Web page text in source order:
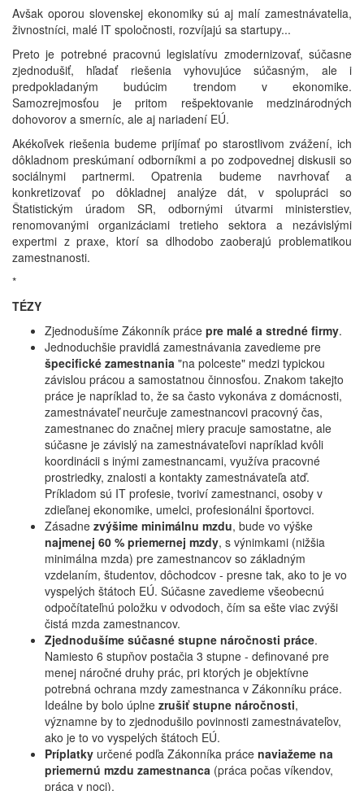
Avšak oporou slovenskej ekonomiky sú aj malí zamestnávatelia,
živnostníci, malé IT spoločnosti, rozvíjajú sa startupy...
Preto je potrebné pracovnú legislatívu zmodernizovať, súčasne
zjednodušiť, hľadať riešenia vyhovujúce súčasným, ale i
predpokladaným budúcim trendom v ekonomike.
Samozrejmosťou je pritom rešpektovanie medzinárodných
dohovorov a smerníc, ale aj nariadení EÚ.
Akékoľvek riešenia budeme prijímať po starostlivom zvážení, ich
dôkladnom preskúmaní odborníkmi a po zodpovednej diskusii so
sociálnymi partnermi. Opatrenia budeme navrhovať a
konkretizovať po dôkladnej analýze dát, v spolupráci so
Štatistickým úradom SR, odbornými útvarmi ministerstiev,
renomovanými organizáciami tretieho sektora a nezávislými
expertmi z praxe, ktorí sa dlhodobo zaoberajú problematikou
zamestnanosti.
*
TÉZY
Zjednodušíme Zákonník práce pre malé a stredné firmy.
Jednoduchšie pravidlá zamestnávania zavedieme pre
špecifické zamestnania "na polceste" medzi typickou
závislou prácou a samostatnou činnosťou. Znakom takejto
práce je napríklad to, že sa často vykonáva z domácnosti,
zamestnávateľ neurčuje zamestnancovi pracovný čas,
zamestnanec do značnej miery pracuje samostatne, ale
súčasne je závislý na zamestnávateľovi napríklad kvôli
koordinácii s inými zamestnancami, využíva pracovné
prostriedky, znalosti a kontakty zamestnávateľa atď.
Príkladom sú IT profesie, tvoriví zamestnanci, osoby v
zdieľanej ekonomike, umelci, profesionálni športovci.
Zásadne zvýšime minimálnu mzdu, bude vo výške
najmenej 60 % priemernej mzdy, s výnimkami (nižšia
minimálna mzda) pre zamestnancov so základným
vzdelaním, študentov, dôchodcov - presne tak, ako to je vo
vyspelých štátoch EÚ. Súčasne zavedieme všeobecnú
odpočítateľnú položku v odvodoch, čím sa ešte viac zvýši
čistá mzda zamestnancov.
Zjednodušíme súčasné stupne náročnosti práce.
Namiesto 6 stupňov postačia 3 stupne - definované pre
menej náročné druhy prác, pri ktorých je objektívne
potrebná ochrana mzdy zamestnanca v Zákonníku práce.
Ideálne by bolo úplne zrušiť stupne náročnosti,
významne by to zjednodušilo povinnosti zamestnávateľov,
ako je to vo vyspelých štátoch EÚ.
Príplatky určené podľa Zákonníka práce naviažeme na
priemernú mzdu zamestnanca (práca počas víkendov,
práca v noci).